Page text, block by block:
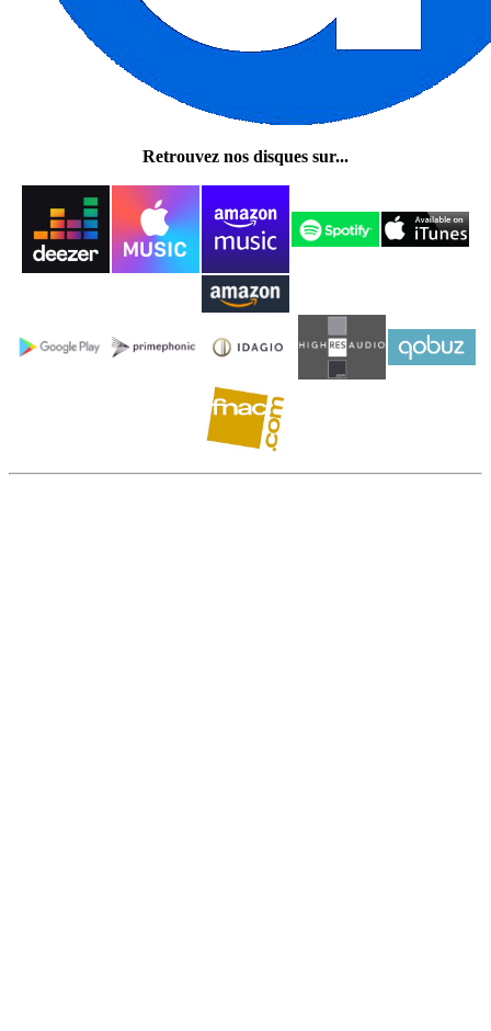
Retrouvez nos disques sur...